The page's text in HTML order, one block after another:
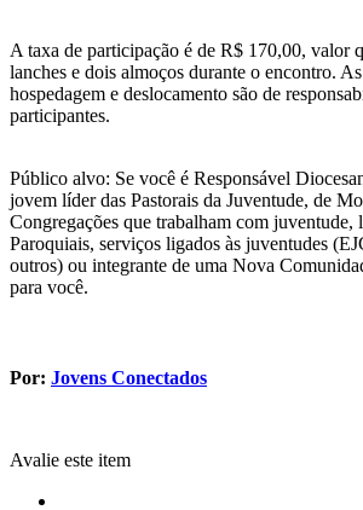
A taxa de participação é de R$ 170,00, valor
lanches e dois almoços durante o encontro.
hospedagem e deslocamento são de
participantes.
Público alvo: Se você é Responsável
jovem líder das Pastorais da Juventude, de
Congregações que trabalham com juventude,
Paroquiais, serviços ligados às juventudes
outros) ou integrante de uma Nova
para você.
Por: Jovens Conectados
Avalie este item